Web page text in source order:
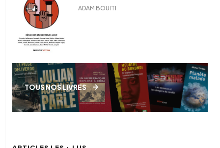
ADAM BOUITI
TOUS NOS LIVRES